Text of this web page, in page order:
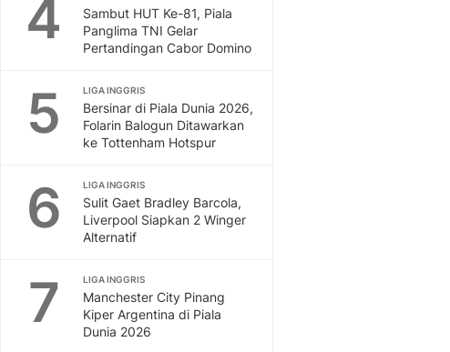
4
Sambut HUT Ke-81, Piala
Panglima TNI Gelar
Pertandingan Cabor Domino
5 LIGA INGGRIS
Bersinar di Piala Dunia 2026,
Folarin Balogun Ditawarkan
ke Tottenham Hotspur
6 LIGA INGGRIS
Sulit Gaet Bradley Barcola,
Liverpool Siapkan 2 Winger
Alternatif
7 LIGA INGGRIS
Manchester City Pinang
Kiper Argentina di Piala
Dunia 2026